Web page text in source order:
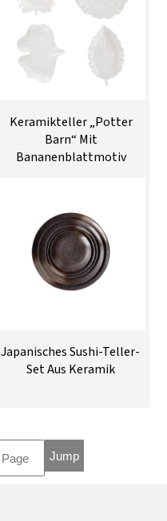
Keramikteller „Potter
Barn“ Mit
Bananenblattmotiv
Japanisches Sushi-Teller-
Set Aus Keramik